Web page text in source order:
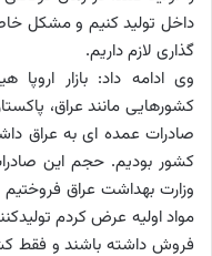
داخل تولید کنیم و مشکل
گذاری لازم داریم.
وی ادامه داد: بازار
صادرات عمده ای به عراق
وزارت بهداشت عراق
مواد اولیه عرض کردم
فروش داشته باشند و فقط